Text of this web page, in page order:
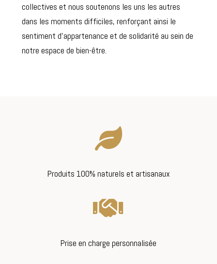
collectives et nous soutenons les uns les autres
dans les moments difficiles, renforçant ainsi le
sentiment d’appartenance et de solidarité au sein de
notre espace de bien-être.

Produits 100% naturels et artisanaux

Prise en charge personnalisée